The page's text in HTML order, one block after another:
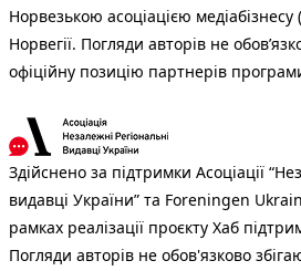
Норвезькою асоціацією медіабізнесу
Норвегії. Погляди авторів не
офіційну позицію партнерів
Здійснено за підтримки Асоціації
видавці України” та Foreningen
рамках реалізації проєкту Хаб
Погляди авторів не обов'язково